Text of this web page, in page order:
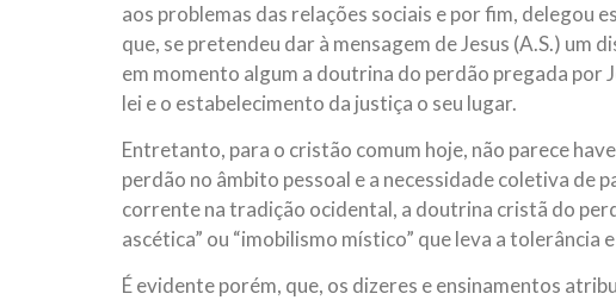
aos problemas das relações sociais e por fim, delegou
que, se pretendeu dar à mensagem de Jesus (A.S.) um
em momento algum a doutrina do perdão pregada por
lei e o estabelecimento da justiça o seu lugar.
Entretanto, para o cristão comum hoje, não parece
perdão no âmbito pessoal e a necessidade coletiva de
corrente na tradição ocidental, a doutrina cristã do
ascética” ou “imobilismo místico” que leva a
É evidente porém, que, os dizeres e ensinamentos